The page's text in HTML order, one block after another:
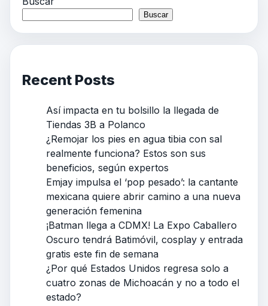
Buscar
Recent Posts
Así impacta en tu bolsillo la llegada de
Tiendas 3B a Polanco
¿Remojar los pies en agua tibia con sal
realmente funciona? Estos son sus
beneficios, según expertos
Emjay impulsa el ‘pop pesado’: la cantante
mexicana quiere abrir camino a una nueva
generación femenina
¡Batman llega a CDMX! La Expo Caballero
Oscuro tendrá Batimóvil, cosplay y entrada
gratis este fin de semana
¿Por qué Estados Unidos regresa solo a
cuatro zonas de Michoacán y no a todo el
estado?